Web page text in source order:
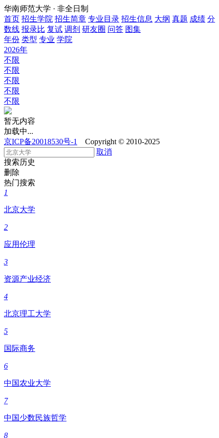
华南师范大学 · 非全日制
首页 招生学院 招生简章 专业目录 招生信息 大纲 真题 成绩 分
数线 报录比 复试 调剂 研友圈 问答 图集
年份 类型 专业 学院
2026年
不限
不限
不限
不限
不限
暂无内容
加载中...
京ICP备20018530号-1
Copyright © 2010-2025
取消
搜索历史
删除
热门搜索
1
北京大学
2
应用伦理
3
资源产业经济
4
北京理工大学
5
国际商务
6
中国农业大学
7
中国少数民族哲学
8